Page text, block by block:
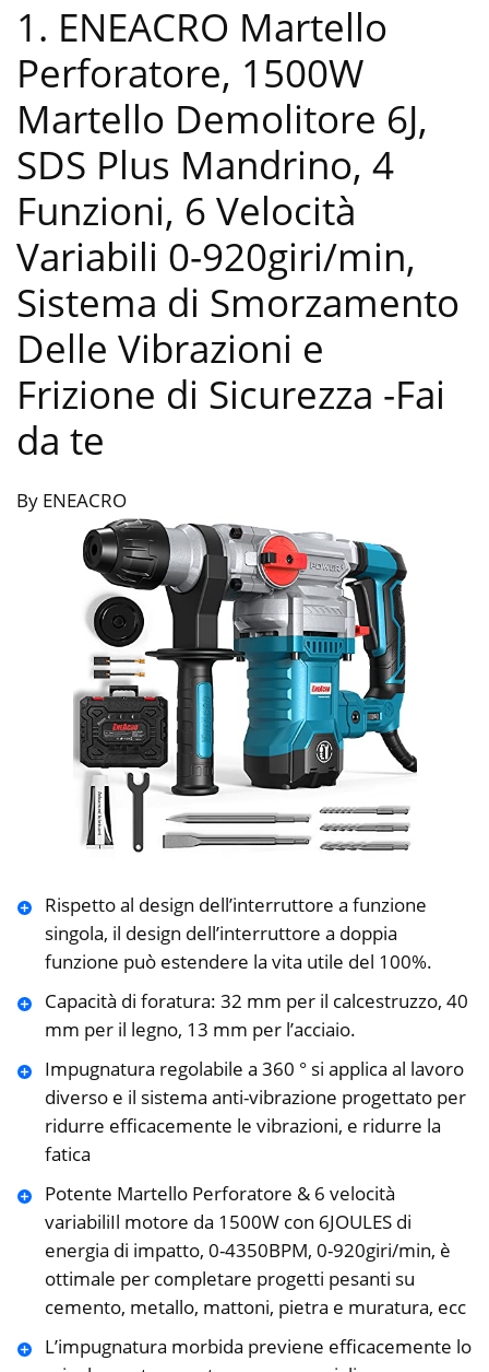
1. ENEACRO Martello
Perforatore, 1500W
Martello Demolitore 6J,
SDS Plus Mandrino, 4
Funzioni, 6 Velocità
Variabili 0-920giri/min,
Sistema di Smorzamento
Delle Vibrazioni e
Frizione di Sicurezza -Fai
da te
By ENEACRO
Rispetto al design dell’interruttore a funzione
singola, il design dell’interruttore a doppia
funzione può estendere la vita utile del 100%.
Capacità di foratura: 32 mm per il calcestruzzo, 40
mm per il legno, 13 mm per l’acciaio.
Impugnatura regolabile a 360 ° si applica al lavoro
diverso e il sistema anti-vibrazione progettato per
ridurre efficacemente le vibrazioni, e ridurre la
fatica
Potente Martello Perforatore & 6 velocità
variabiliIl motore da 1500W con 6JOULES di
energia di impatto, 0-4350BPM, 0-920giri/min, è
ottimale per completare progetti pesanti su
cemento, metallo, mattoni, pietra e muratura, ecc
L’impugnatura morbida previene efficacemente lo